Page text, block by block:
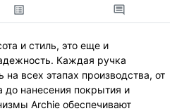
и стиль, это еще и
Каждая ручка
на всех этапах производства, от
до нанесения покрытия и
Archie обеспечивают